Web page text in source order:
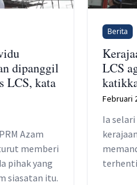
dipanggil
LCS, kata
Azam
memberi
pihak yang
siasatan itu.
Berita
LCS
Februari
Ia
terhenti